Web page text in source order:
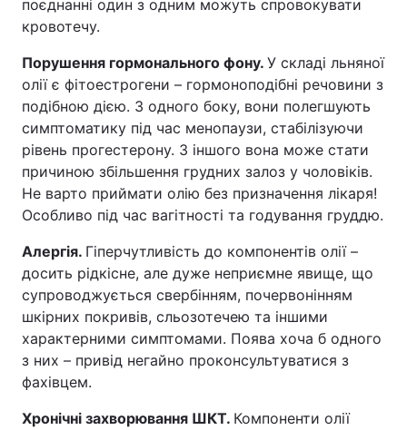
поєднанні один з одним можуть спровокувати
кровотечу.
Порушення гормонального фону. У складі льняної
олії є фітоестрогени – гормоноподібні речовини з
подібною дією. З одного боку, вони полегшують
симптоматику під час менопаузи, стабілізуючи
рівень прогестерону. З іншого вона може стати
причиною збільшення грудних залоз у чоловіків.
Не варто приймати олію без призначення лікаря!
Особливо під час вагітності та годування груддю.
Алергія. Гіперчутливість до компонентів олії –
досить рідкісне, але дуже неприємне явище, що
супроводжується свербінням, почервонінням
шкірних покривів, сльозотечею та іншими
характерними симптомами. Поява хоча б одного
з них – привід негайно проконсультуватися з
фахівцем.
Хронічні захворювання ШКТ. Компоненти олії